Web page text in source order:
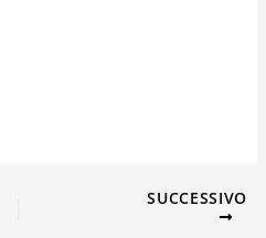
SUCCESSIVO